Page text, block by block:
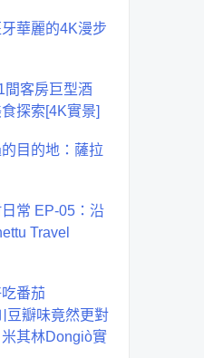
華麗的4K漫步
間客房巨型酒
探索[4K實景]
目的地：薩拉
常 EP-05：沿
Travel
吃番茄
豆瓣味竟然更對
其林Dongiò實